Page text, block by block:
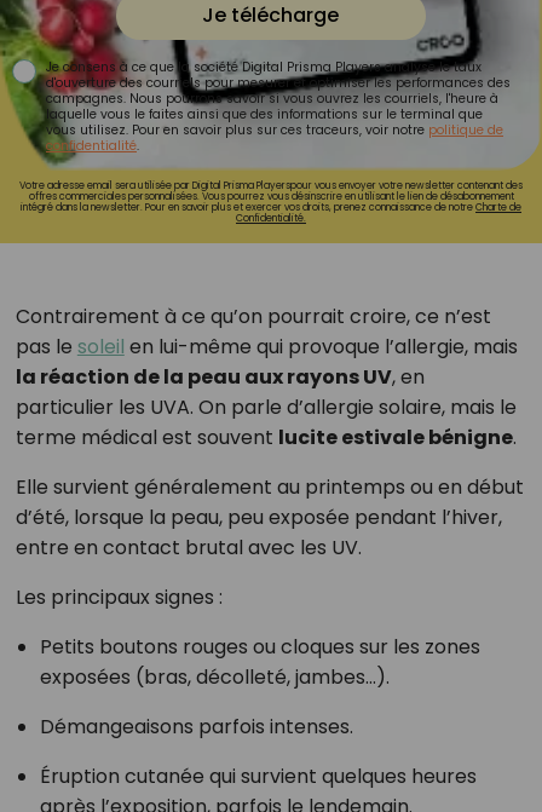
Je télécharge
Je consens à ce que la société Digital Prisma Players analyse le taux
d'ouverture des courriels pour mesurer et optimiser les performances des
campagnes. Nous pourrons savoir si vous ouvrez les courriels, l'heure à
laquelle vous le faites ainsi que des informations sur le terminal que
vous utilisez. Pour en savoir plus sur ces traceurs, voir notre politique de
confidentialité.
Votre adresse email sera utilisée par Digital Prisma Playerspour vous envoyer votre newsletter contenant des
offres commerciales personnalisées. Vous pourrez vous désinscrire en utilisant le lien de désabonnement
intégré dans la newsletter. Pour en savoir plus et exercer vos droits, prenez connaissance de notreCharte de
Confidentialité.
Contrairement à ce qu’on pourrait croire, ce n’est
pas le soleil en lui-même qui provoque l’allergie, mais
la réaction de la peau aux rayons UV, en
particulier les UVA. On parle d’allergie solaire, mais le
terme médical est souvent lucite estivale bénigne.
Elle survient généralement au printemps ou en début
d’été, lorsque la peau, peu exposée pendant l’hiver,
entre en contact brutal avec les UV.
Les principaux signes :
Petits boutons rouges ou cloques sur les zones
exposées (bras, décolleté, jambes…).
Démangeaisons parfois intenses.
Éruption cutanée qui survient quelques heures